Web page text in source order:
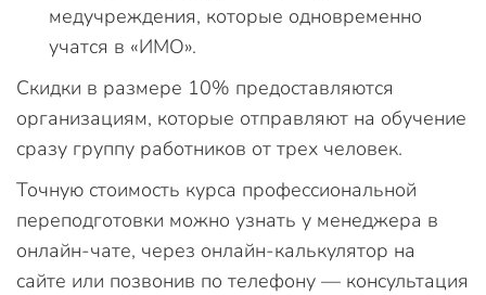
медучреждения, которые одновременно
учатся в «ИМО».
Скидки в размере 10% предоставляются
организациям, которые отправляют на обучение
сразу группу работников от трех человек.
Точную стоимость курса профессиональной
переподготовки можно узнать у менеджера в
онлайн-чате, через онлайн-калькулятор на
сайте или позвонив по телефону — консультация